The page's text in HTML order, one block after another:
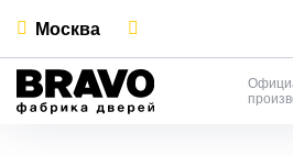
Москва